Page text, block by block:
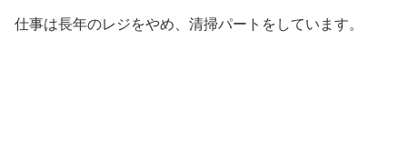
仕事は長年のレジをやめ、清掃パートをしています。